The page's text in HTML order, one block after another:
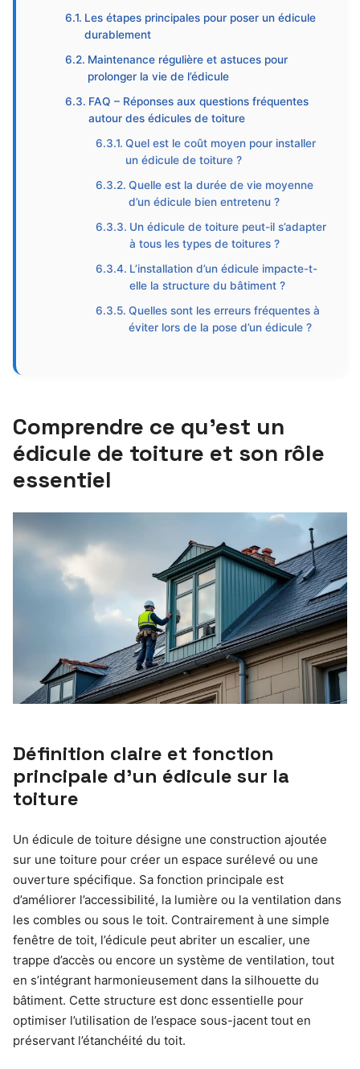
Les étapes principales pour poser un édicule
durablement
Maintenance régulière et astuces pour
prolonger la vie de l’édicule
FAQ – Réponses aux questions fréquentes
autour des édicules de toiture
Quel est le coût moyen pour installer
un édicule de toiture ?
Quelle est la durée de vie moyenne
d’un édicule bien entretenu ?
Un édicule de toiture peut-il s’adapter
à tous les types de toitures ?
L’installation d’un édicule impacte-t-
elle la structure du bâtiment ?
Quelles sont les erreurs fréquentes à
éviter lors de la pose d’un édicule ?
Comprendre ce qu’est un
édicule de toiture et son rôle
essentiel
Définition claire et fonction
principale d’un édicule sur la
toiture
Un édicule de toiture désigne une construction ajoutée
sur une toiture pour créer un espace surélevé ou une
ouverture spécifique. Sa fonction principale est
d’améliorer l’accessibilité, la lumière ou la ventilation dans
les combles ou sous le toit. Contrairement à une simple
fenêtre de toit, l’édicule peut abriter un escalier, une
trappe d’accès ou encore un système de ventilation, tout
en s’intégrant harmonieusement dans la silhouette du
bâtiment. Cette structure est donc essentielle pour
optimiser l’utilisation de l’espace sous-jacent tout en
préservant l’étanchéité du toit.